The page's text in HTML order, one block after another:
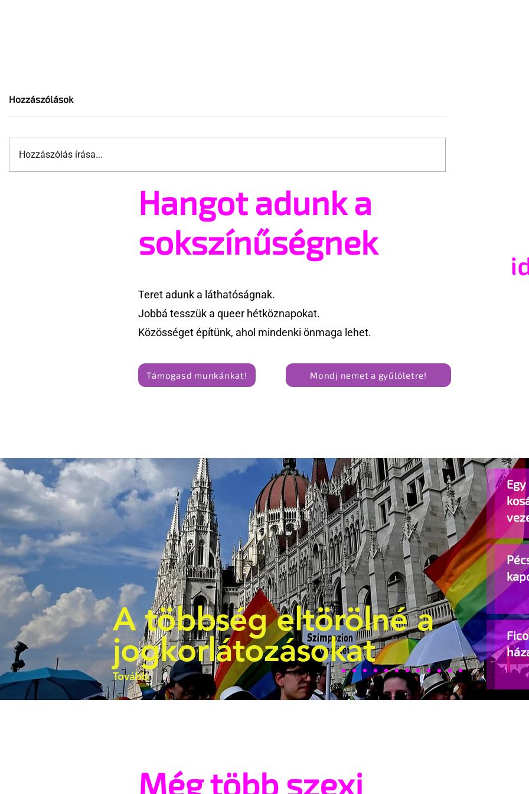
Jonathan Bailey új szerepben
10 érdekesség, amit sok férfi
nem tud a saját nemi
szervéről
Hozzászólások
Hozzászólás írása...
Hangot adunk a
sokszínűségnek
Teret adunk a láthatóságnak.
Jobbá tesszük a queer hétköznapokat.
Közösséget építünk, ahol mindenki önmaga lehet.
Támogasd munkánkat! Mondj nemet a gyűlöletre!
A többség eltörölné a
jogkorlátozásokat
Tovább
Még több szexi